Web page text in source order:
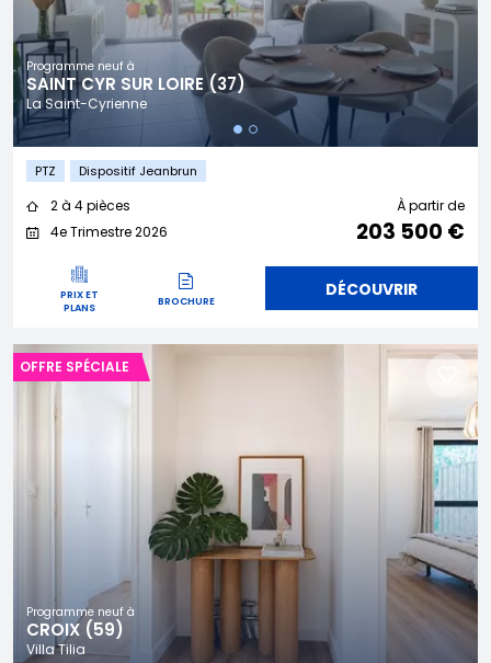
Programme neuf à
SAINT CYR SUR LOIRE (37)
La Saint-Cyrienne
PTZ Dispositif Jeanbrun
2 à 4 pièces
4e Trimestre 2026
À partir de
203 500 €
PRIX ET
PLANS
BROCHURE
DÉCOUVRIR
Programme neuf à
CROIX (59)
Villa Tilia
OFFRE SPÉCIALE